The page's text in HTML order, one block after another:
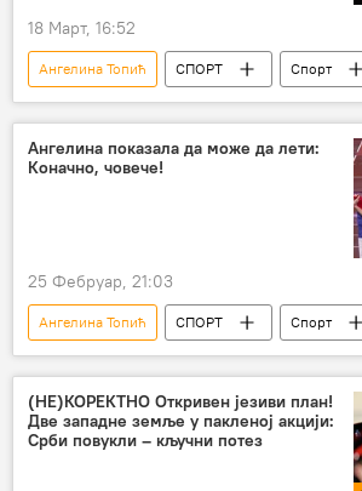
18 Март, 16:52
Ангелина Топић СПОРТ
Спорт
Атлетика
Остали спортови
Ангелина показала да може да лети:
Коначно, човече!
25 Фебруар, 21:03
Ангелина Топић СПОРТ
Спорт
Остали спортови
(НЕ)КОРЕКТНО Откривен језиви план!
Две западне земље у пакленој акцији:
Срби повукли – кључни потез